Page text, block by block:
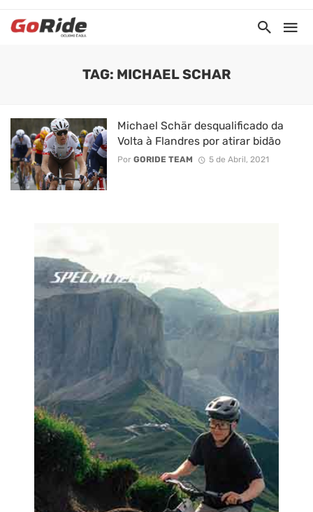
TAG: MICHAEL SCHAR
Michael Schär desqualificado da
Volta à Flandres por atirar bidão
Por GORIDE TEAM 5 de Abril, 2021